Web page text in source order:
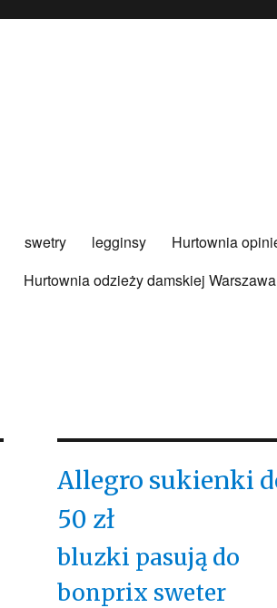
swetry legginsy
Hurtownia
Hurtownia odzieży damskiej Warszawa
Allegro sukienki
50 zł
bluzki pasują do
bonprix sweter